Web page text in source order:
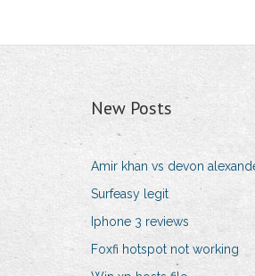
New Posts
Amir khan vs devon
Surfeasy legit
Iphone 3 reviews
Foxfi hotspot not working